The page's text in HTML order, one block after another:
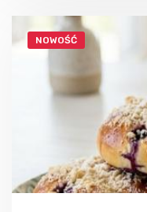
NOWOŚĆ